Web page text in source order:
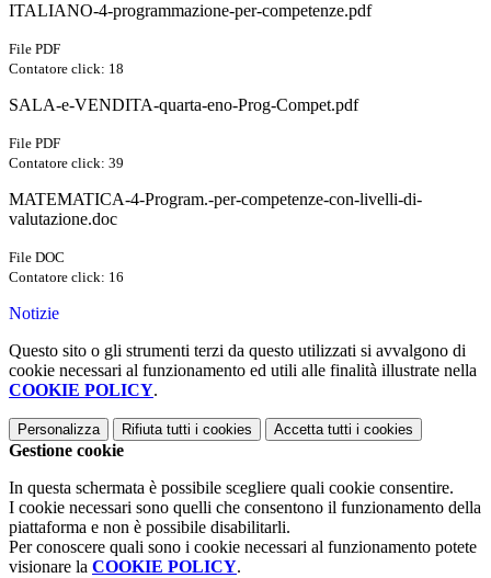
ITALIANO-4-programmazione-per-competenze.pdf
File PDF
Contatore click: 18
SALA-e-VENDITA-quarta-eno-Prog-Compet.pdf
File PDF
Contatore click: 39
MATEMATICA-4-Program.-per-competenze-con-livelli-di-
valutazione.doc
File DOC
Contatore click: 16
Notizie
Questo sito o gli strumenti terzi da questo utilizzati si avvalgono di
cookie necessari al funzionamento ed utili alle finalità illustrate nella
COOKIE POLICY.
Personalizza Rifiuta tutti i cookies Accetta tutti i cookies
Gestione cookie
In questa schermata è possibile scegliere quali cookie consentire.
I cookie necessari sono quelli che consentono il funzionamento della
piattaforma e non è possibile disabilitarli.
Per conoscere quali sono i cookie necessari al funzionamento potete
visionare la COOKIE POLICY.